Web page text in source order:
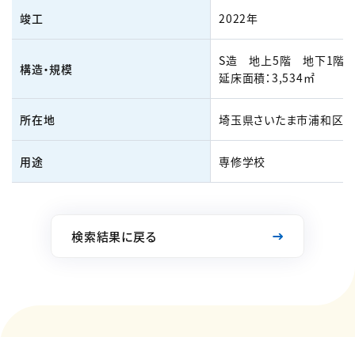
竣工 2022年
構造・規模
S造 地上5階 地下1階
延床面積：3,534㎡
所在地 埼玉県さいたま市浦和区
用途 専修学校
検索結果に戻る